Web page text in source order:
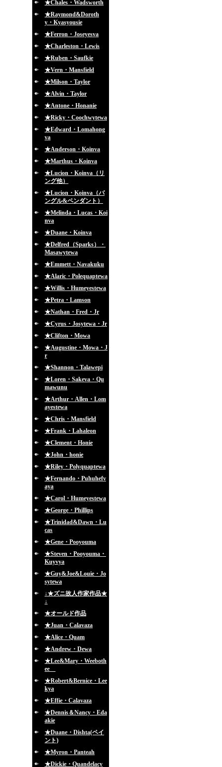
★Chales・Wadsworth
★Raymond&Doroth
y・Kyasyousie
★Ferron・Joseyesva
★Charleston・Lewis
★Ruben・Saufkie
★Vern・Mansfield
★Milson・Taylor
★Alvin・Taylor
★Antone・Honanie
★Ricky・Coochwytewa
★Edward・Lomahong
va
★Anderson・Koinva
★Marthus・Koinva
★Lucion・Koinva（リ
ング他）
★Lucion・Koinva（バ
ングル&ペンダント）
★Melinda・Lucas・Koi
nva
★Duane・Koinva
★Delfred（Sparks）・
Masawytewa
★Emmett・Navakuku
★Alaric・Polequaptewa
★Willis・Humeyestewa
★Petra・Lamson
★Nathan・Fred・Jr
★Cyrus・Josytewa・Jr
★Clifton・Mowa
★Augustine・Mowa・J
r
★Shannon・Talawepi
★Loren・Sakeva・Qu
mawunu
★Arthur・Allen・Lom
ayestewa
★Chris・Mansfield
★Frank・Lahaleon
★Clement・Honie
★John・honie
★Riley・Polyquaptewa
★Fernando・Puhuhefv
aya
★Carol・Humeyestewa
★George・Phillips
★Trinidad&Dawn・Lu
cas
★Gene・Pooyouma
★Steven・Pooyouma・
Kuyvya
★Guy&Joe&Louie・Jo
sytewa
↓★ズニ故人作家作品★
↓
★オールド作品
★Juan・Calavaza
★Alice・Quam
★Andrew・Dewa
★Lee&Mary・Weeboth
ee
★Robert&Bernice・Lee
kya
★Effie・Calavaza
★Dennis＆Nancy・Eda
akie
★Duane・Dishta(ペイ
ント)
★Myron・Panteah
★Dickie・Quandelacy